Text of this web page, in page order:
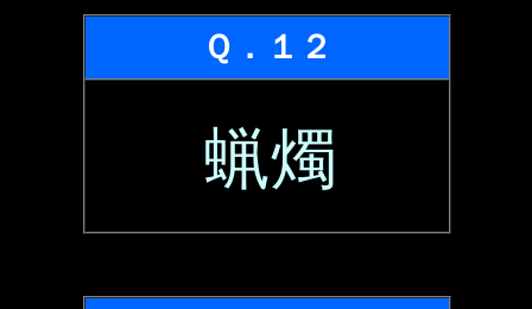
Ｑ．１２
蝋燭